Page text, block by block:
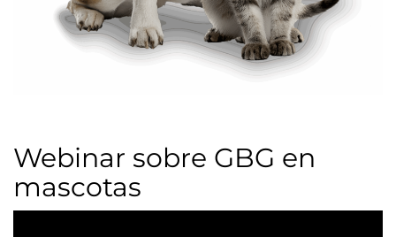
Webinar sobre GBG en
mascotas